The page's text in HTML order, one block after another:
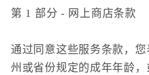
第 1 部分 - 网上商店条款
通过同意这些服务条款，
州或省份规定的成年年龄